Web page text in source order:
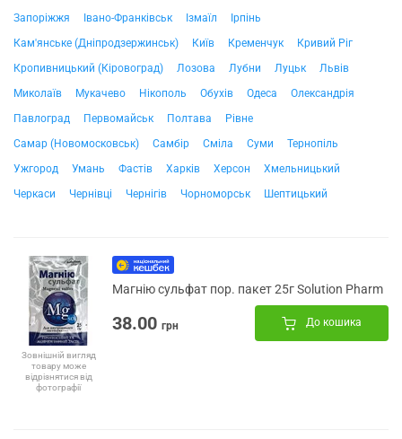
Запоріжжя
Івано-Франківськ Ізмаїл
Ірпінь
Кам'янське (Дніпродзержинськ)
Київ Кременчук
Кривий Ріг
Кропивницький (Кіровоград)
Лозова Лубни Луцьк
Львів
Миколаїв
Мукачево Нікополь Обухів Одеса
Олександрія
Павлоград
Первомайськ Полтава
Рівне
Самар (Новомосковськ)
Самбір Сміла Суми
Тернопіль
Ужгород
Умань Фастів Харків Херсон
Хмельницький
Черкаси
Чернівці Чернігів Чорноморськ Шептицький
Зовнішній вигляд
товару може
відрізнятися від
фотографії
Магнію сульфат пор. пакет 25г Solution Pharm
38.00 грн До кошика